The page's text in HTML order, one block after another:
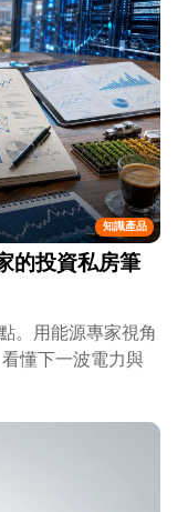
知識產品
的投資私房筆
。用能源專家視角
懂下一波電力與